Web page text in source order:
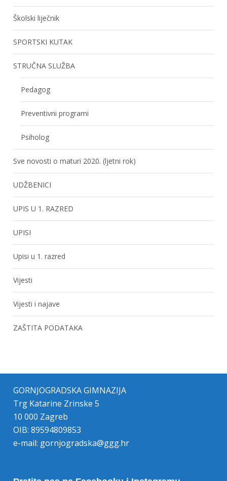
Školski liječnik
SPORTSKI KUTAK
STRUČNA SLUŽBA
Pedagog
Preventivni programi
Psiholog
Sve novosti o maturi 2020. (ljetni rok)
UDŽBENICI
UPIS U 1. RAZRED
UPISI
Upisi u 1. razred
Vijesti
Vijesti i najave
ZAŠTITA PODATAKA
GORNJOGRADSKA GIMNAZIJA
Trg Katarine Zrinske 5
10 000 Zagreb
OIB: 89594809853
e-mail: gornjogradska@ggg.hr